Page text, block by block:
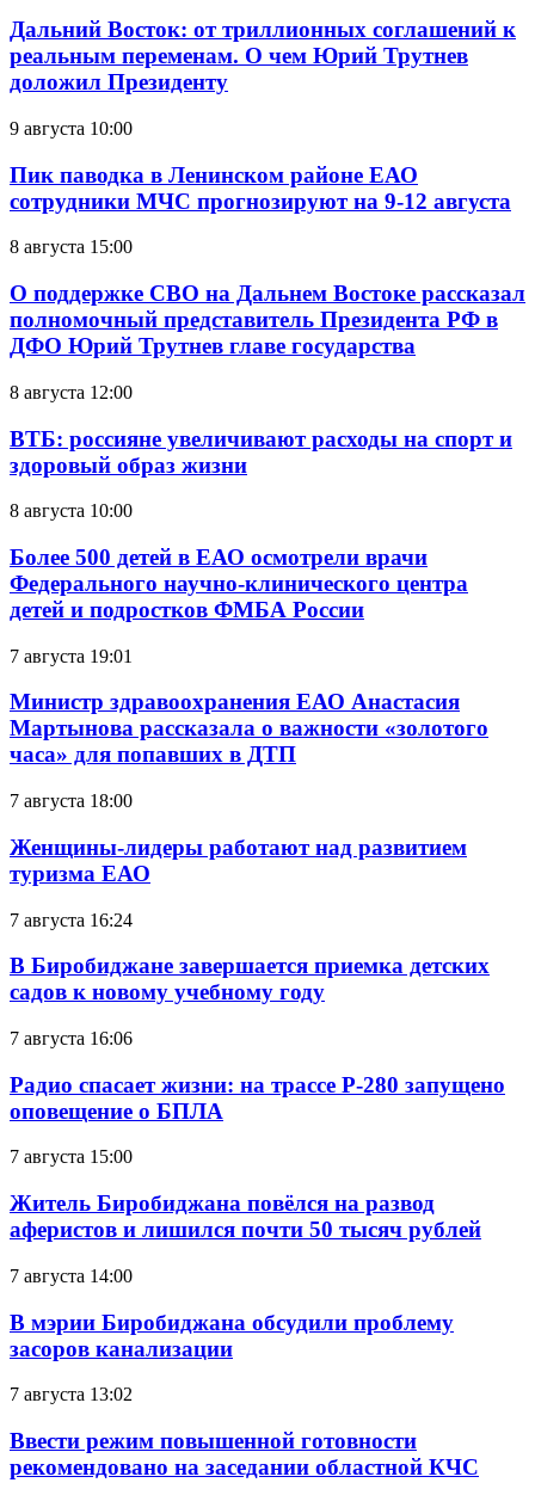
Дальний Восток: от триллионных соглашений к
реальным переменам. О чем Юрий Трутнев
доложил Президенту
9 августа 10:00
Пик паводка в Ленинском районе ЕАО
сотрудники МЧС прогнозируют на 9-12 августа
8 августа 15:00
О поддержке СВО на Дальнем Востоке рассказал
полномочный представитель Президента РФ в
ДФО Юрий Трутнев главе государства
8 августа 12:00
ВТБ: россияне увеличивают расходы на спорт и
здоровый образ жизни
8 августа 10:00
Более 500 детей в ЕАО осмотрели врачи
Федерального научно-клинического центра
детей и подростков ФМБА России
7 августа 19:01
Министр здравоохранения ЕАО Анастасия
Мартынова рассказала о важности «золотого
часа» для попавших в ДТП
7 августа 18:00
Женщины-лидеры работают над развитием
туризма ЕАО
7 августа 16:24
В Биробиджане завершается приемка детских
садов к новому учебному году
7 августа 16:06
Радио спасает жизни: на трассе Р-280 запущено
оповещение о БПЛА
7 августа 15:00
Житель Биробиджана повёлся на развод
аферистов и лишился почти 50 тысяч рублей
7 августа 14:00
В мэрии Биробиджана обсудили проблему
засоров канализации
7 августа 13:02
Ввести режим повышенной готовности
рекомендовано на заседании областной КЧС